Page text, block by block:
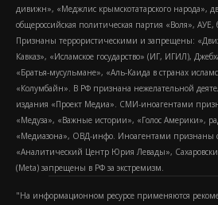
дивижн», «Меджлис крымскотатарского народа»,
общероссийская политическая партия «Воля»,
Признаны террористическими и запрещены:
Кавказ», «Исламское государство» (ИГ, ИГИЛ),
«Братья-мусульмане», «Аль-Каида в странах
«Колумбайн». В РФ признана нежелательной
издания «Проект Медиа». СМИ-иноагентами
«Медуза», «Важные истории», «Голос Америки»,
«Медиазона», ОВД-инфо. Иноагентами признаны
«Аналитический Центр Юрия Левады»,
(Metа) запрещены в РФ за экстремизм.
"На информационном ресурсе применяются